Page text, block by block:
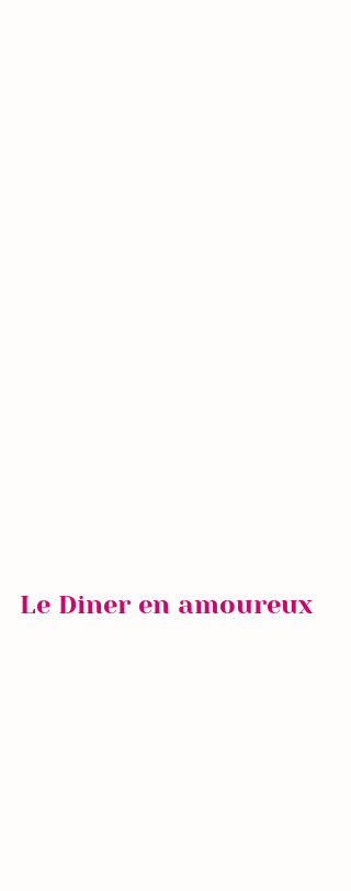
Le Diner en amoureux